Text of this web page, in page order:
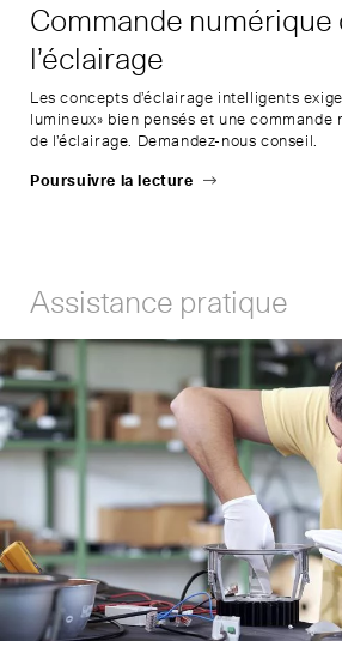
Commande numérique
l’éclairage
Les concepts d’éclairage intelligents
lumineux» bien pensés et une commande
de l’éclairage. Demandez-nous conseil.
Poursuivre la lecture
Assistance pratique